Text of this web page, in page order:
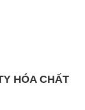
HÓA CHẤT